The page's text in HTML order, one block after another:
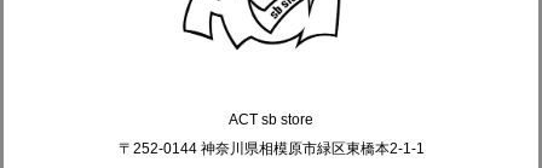
ACT sb store
〒252-0144 神奈川県相模原市緑区東橋本2-1-1